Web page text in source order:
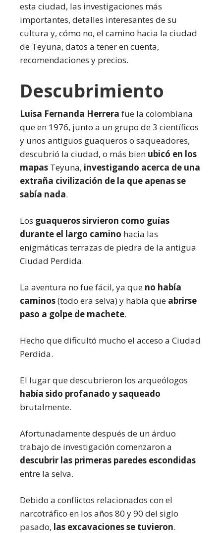
esta ciudad, las investigaciones más
importantes, detalles interesantes de su
cultura y, cómo no, el camino hacia la ciudad
de Teyuna, datos a tener en cuenta,
recomendaciones y precios.
Descubrimiento
Luisa Fernanda Herrera fue la colombiana
que en 1976, junto a un grupo de 3 científicos
y unos antiguos guaqueros o saqueadores,
descubrió la ciudad, o más bien ubicó en los
mapas Teyuna, investigando acerca de una
extraña civilización de la que apenas se
sabía nada.
Los guaqueros sirvieron como guías
durante el largo camino hacia las
enigmáticas terrazas de piedra de la antigua
Ciudad Perdida.
La aventura no fue fácil, ya que no había
caminos(todo era selva) y había que abrirse
paso a golpe de machete.
Hecho que dificultó mucho el acceso a Ciudad
Perdida.
El lugar que descubrieron los arqueólogos
había sido profanado y saqueado
brutalmente.
Afortunadamente después de un árduo
trabajo de investigación comenzaron a
descubrir las primeras paredes escondidas
entre la selva.
Debido a conflictos relacionados con el
narcotráfico en los años 80 y 90 del siglo
pasado, las excavaciones se tuvieron.